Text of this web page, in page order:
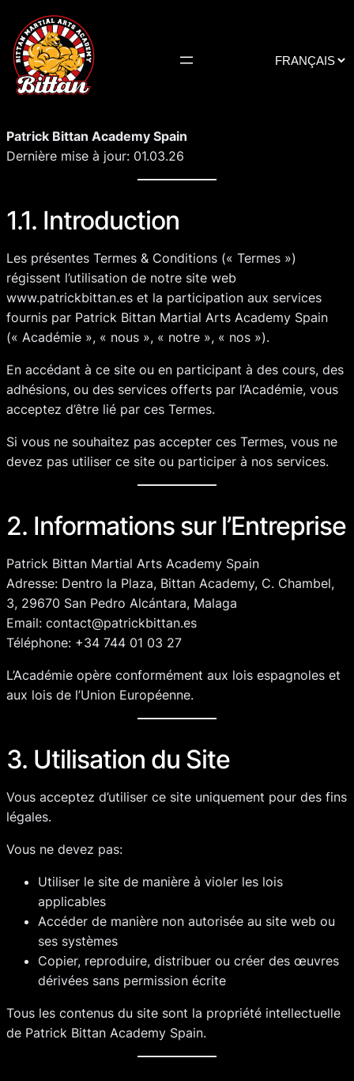
Choisir
Patrick Bittan Academy Spain
Dernière mise à jour: 01.03.26
1.1. Introduction
Les présentes Termes & Conditions (« Termes »)
régissent l’utilisation de notre site web
www.patrickbittan.es et la participation aux services
fournis par Patrick Bittan Martial Arts Academy Spain
(« Académie », « nous », « notre », « nos »).
En accédant à ce site ou en participant à des cours, des
adhésions, ou des services offerts par l’Académie, vous
acceptez d’être lié par ces Termes.
Si vous ne souhaitez pas accepter ces Termes, vous ne
devez pas utiliser ce site ou participer à nos services.
2. Informations sur l’Entreprise
Patrick Bittan Martial Arts Academy Spain
Adresse: Dentro la Plaza, Bittan Academy, C. Chambel,
3, 29670 San Pedro Alcántara, Malaga
Email: contact@patrickbittan.es
Téléphone: +34 744 01 03 27
L’Académie opère conformément aux lois espagnoles et
aux lois de l’Union Européenne.
3. Utilisation du Site
Vous acceptez d’utiliser ce site uniquement pour des fins
légales.
Vous ne devez pas:
Utiliser le site de manière à violer les lois
applicables
Accéder de manière non autorisée au site web ou
ses systèmes
Copier, reproduire, distribuer ou créer des œuvres
dérivées sans permission écrite
Tous les contenus du site sont la propriété intellectuelle
de Patrick Bittan Academy Spain.